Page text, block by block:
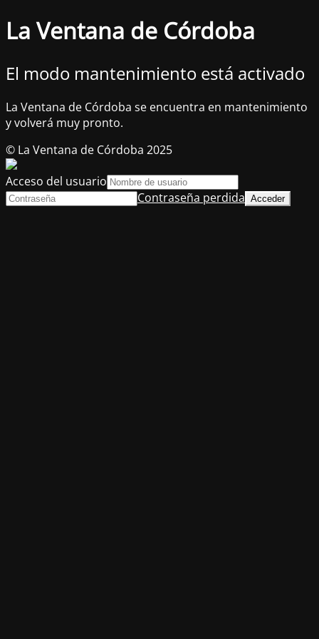
La Ventana de Córdoba
El modo mantenimiento está activado
La Ventana de Córdoba se encuentra en mantenimiento
y volverá muy pronto.
© La Ventana de Córdoba 2025
Acceso del usuario
Contraseña perdida